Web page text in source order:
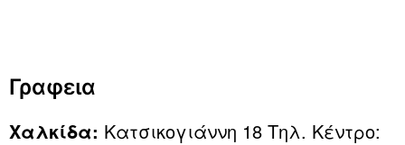
Γραφεια
Χαλκίδα: Κατσικογιάννη 18 Τηλ. Κέντρο: